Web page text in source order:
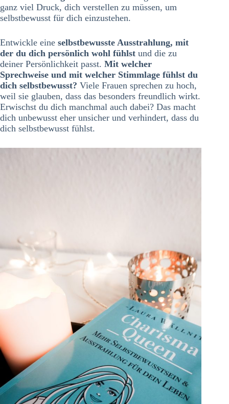
ganz viel Druck, dich verstellen zu müssen, um
selbstbewusst für dich einzustehen.
Entwickle eine selbstbewusste Ausstrahlung, mit
der du dich persönlich wohl fühlst und die zu
deiner Persönlichkeit passt. Mit welcher
Sprechweise und mit welcher Stimmlage fühlst du
dich selbstbewusst? Viele Frauen sprechen zu hoch,
weil sie glauben, dass das besonders freundlich wirkt.
Erwischst du dich manchmal auch dabei? Das macht
dich unbewusst eher unsicher und verhindert, dass du
dich selbstbewusst fühlst.